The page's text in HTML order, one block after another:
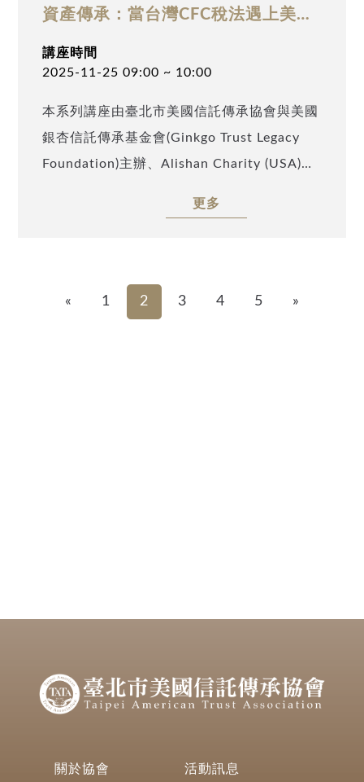
資產傳承：當台灣CFC稅法遇上美國
講座時間
2025-11-25 09:00 ~ 10:00
本系列講座由臺北市美國信託傳承協會與美國
銀杏信託傳承基金會(Ginkgo Trust Legacy
Foundation)主辦、Alishan Charity (USA)及
團許博升律師以「反避稅vs.資產傳承：當台
規且有效的資產傳承籌劃。誠摯邀請業界先進
與高資產人士踴躍參與。
更多
« 1 2 3 4 5 »
關於協會 活動訊息